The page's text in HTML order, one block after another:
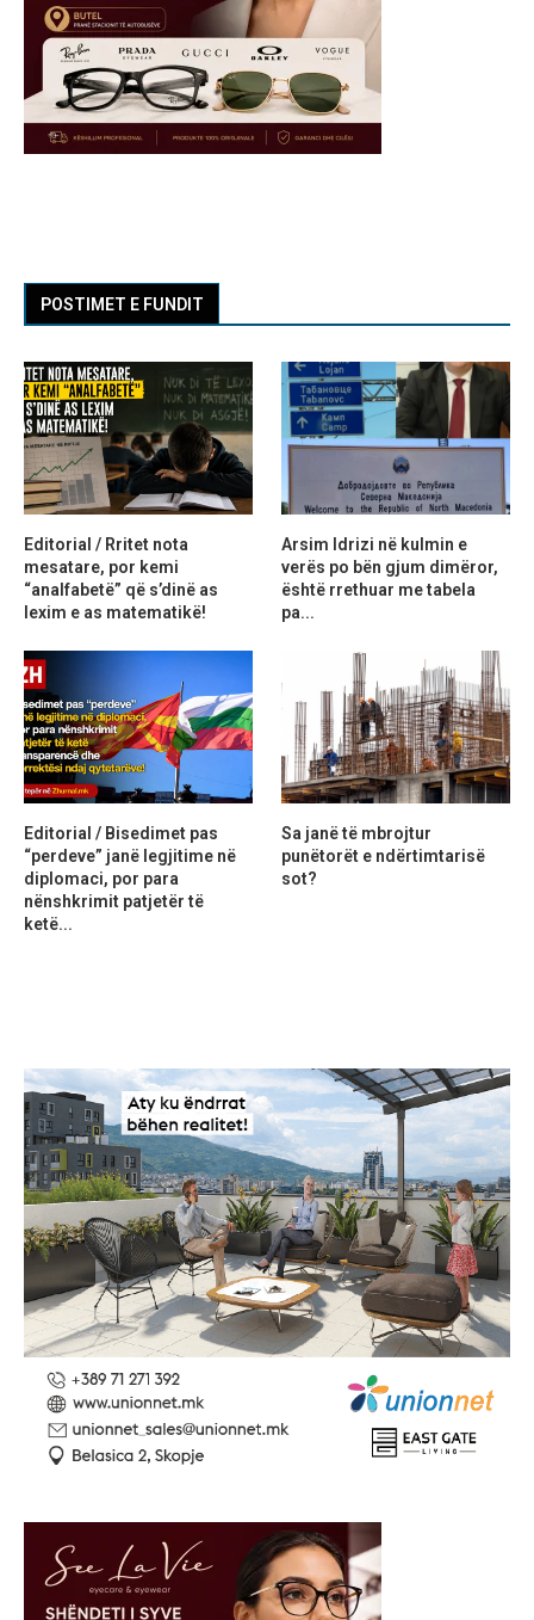
POSTIMET E FUNDIT
Editorial / Rritet nota
mesatare, por kemi
“analfabetë” që s’dinë as
lexim e as matematikë!
Arsim Idrizi në kulmin e
verës po bën gjum dimëror,
është rrethuar me tabela
pa...
Editorial / Bisedimet pas
“perdeve” janë legjitime në
diplomaci, por para
nënshkrimit patjetër të
ketë...
Sa janë të mbrojtur
punëtorët e ndërtimtarisë
sot?